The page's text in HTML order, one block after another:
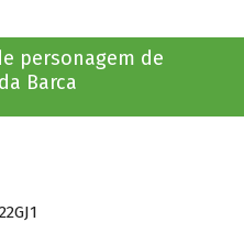
personagem de
Barca